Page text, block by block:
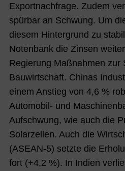
Exportnachfrage. Zudem
spürbar an Schwung. Um
diesem Hintergrund zu
Notenbank die Zinsen
Regierung Maßnahmen zur
Bauwirtschaft. Chinas
einem Anstieg von 4,6 %
Automobil- und
Aufschwung, wie auch die
Solarzellen. Auch die
(ASEAN-5) setzte die
fort (+4,2 %). In Indien